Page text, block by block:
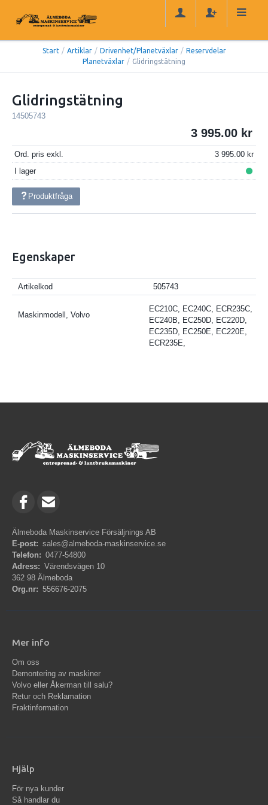
Start / Artiklar / Drivenhet/Planetväxlar / Reservdelar
Planetväxlar / Glidringstätning
Glidringstätning
14505743
3 995.00
Ord. pris exkl.
3 995.00
I lager
Produktfråga
Egenskaper
Artikelkod 505743
Maskinmodell, Volvo
EC210C, EC240C, ECR235C,
EC240B, EC250D, EC220D,
EC235D, EC250E, EC220E,
ECR235E,
Älmeboda Maskinservice Försäljnings AB
E-post: sales@almeboda-maskinservice.se
Telefon: 0477-54800
Adress: Värendsvägen 10
362 98 Älmeboda
Org.nr: 556676-2075
Mer info
Om oss
Demontering av maskiner
Volvo eller Åkerman till salu?
Retur och Reklamation
Fraktinformation
Hjälp
För nya kunder
Så handlar du